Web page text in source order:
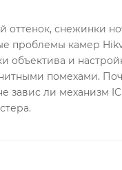
оттенок, снежинки
проблемы камер
объектива и
помехами.
завис ли механизм